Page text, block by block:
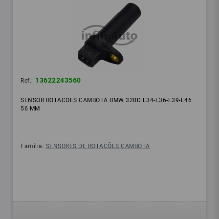
Ref.: 13622243560
SENSOR ROTACOES CAMBOTA BMW 320D E34-E36-E39-E46
56 MM
Família: SENSORES DE ROTAÇÕES CAMBOTA